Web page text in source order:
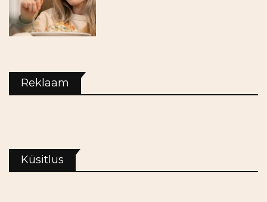
Reklaam
Küsitlus